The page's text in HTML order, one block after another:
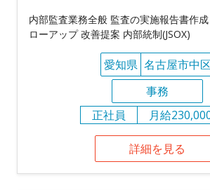
内部監査業務全般 監査の実施報告書作
ローアップ 改善提案 内部統制(JSOX)
愛知県 名古屋市中区
事務
正社員
月給
詳細を見る